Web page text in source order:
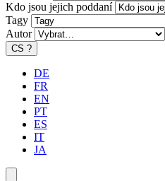
Kdo jsou jejich poddaní
Tagy
Autor
CS ?
DE
FR
EN
PT
ES
IT
JA